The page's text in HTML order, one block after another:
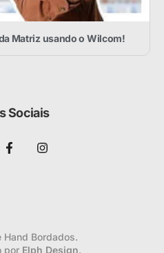
Matriz usando o Wilcom!
Sociais
Bordados.
por Elph Design.